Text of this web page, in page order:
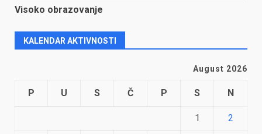
Visoko obrazovanje
KALENDAR AKTIVNOSTI
August 2026
P U S Č P S N
1 2